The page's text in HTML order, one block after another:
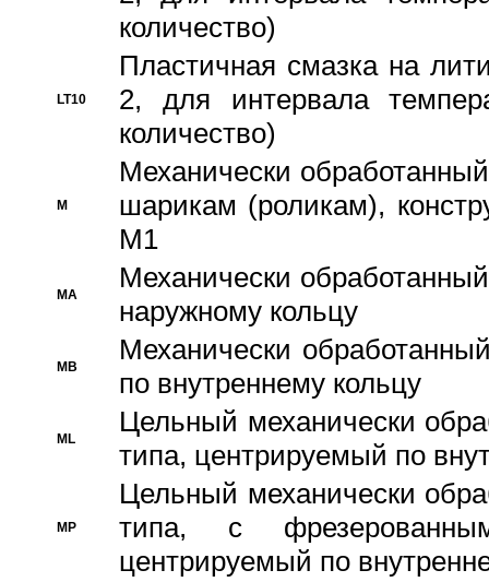
количество)
LT10
Пластичная смазка на
2, для интервала
количество)
M
Механически
шарикам (роликам),
M1
MA
Механически
наружному кольцу
MB
Механически
по внутреннему кольцу
ML
Цельный механически
типа, центрируемый по
MP
Цельный механически
типа, с
центрируемый по